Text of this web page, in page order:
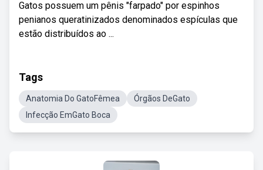
Gatos possuem um pênis "farpado" por espinhos
penianos queratinizados denominados espículas que
estão distribuídos ao ...
Tags
Anatomia Do GatoFêmea
Órgãos DeGato
Infecção EmGato Boca